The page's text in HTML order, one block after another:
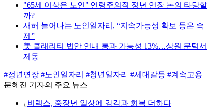
"65세 이상은 노인" 연령주의적 정년 연장 논의 타당할
까?
새해 늘어나는 노인일자리, “지속가능성 확보 등은 숙
제”
美 클래리티 법안 연내 통과 가능성 13%…상원 문턱서
제동
#정년연장 #노인일자리 #청년일자리 #세대갈등 #계속고용
문혜진 기자의 주요 뉴스
⌞ 비렉스, 중장년 일상에 감각과 회복 더하다